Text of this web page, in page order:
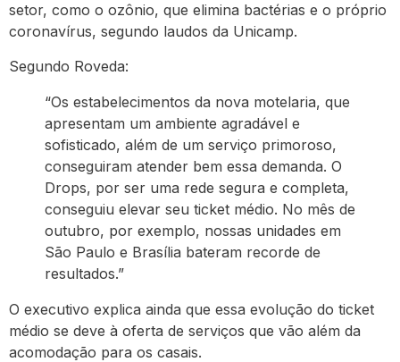
setor, como o ozônio, que elimina bactérias e o próprio
coronavírus, segundo laudos da Unicamp.
Segundo Roveda:
“Os estabelecimentos da nova motelaria, que
apresentam um ambiente agradável e
sofisticado, além de um serviço primoroso,
conseguiram atender bem essa demanda. O
Drops, por ser uma rede segura e completa,
conseguiu elevar seu ticket médio. No mês de
outubro, por exemplo, nossas unidades em
São Paulo e Brasília bateram recorde de
resultados.”
O executivo explica ainda que essa evolução do ticket
médio se deve à oferta de serviços que vão além da
acomodação para os casais.